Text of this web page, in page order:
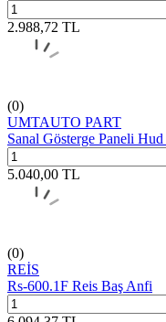
2.988,72 TL
(0)
UMTAUTO PART
Sanal Gösterge Paneli
5.040,00 TL
(0)
REİS
Rs-600.1F Reis Baş Anfi